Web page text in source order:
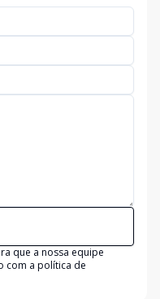
que a nossa equipe
com a política de